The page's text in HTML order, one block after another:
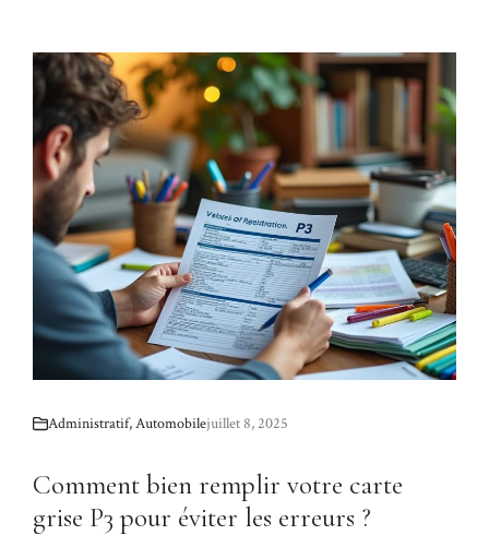
Administratif,Automobilejuillet 8, 2025
Comment bien remplir votre carte
grise P3 pour éviter les erreurs ?